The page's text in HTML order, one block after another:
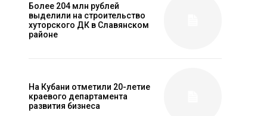
Более 204 млн рублей
выделили на строительство
хуторского ДК в Славянском
районе
На Кубани отметили 20-летие
краевого департамента
развития бизнеса